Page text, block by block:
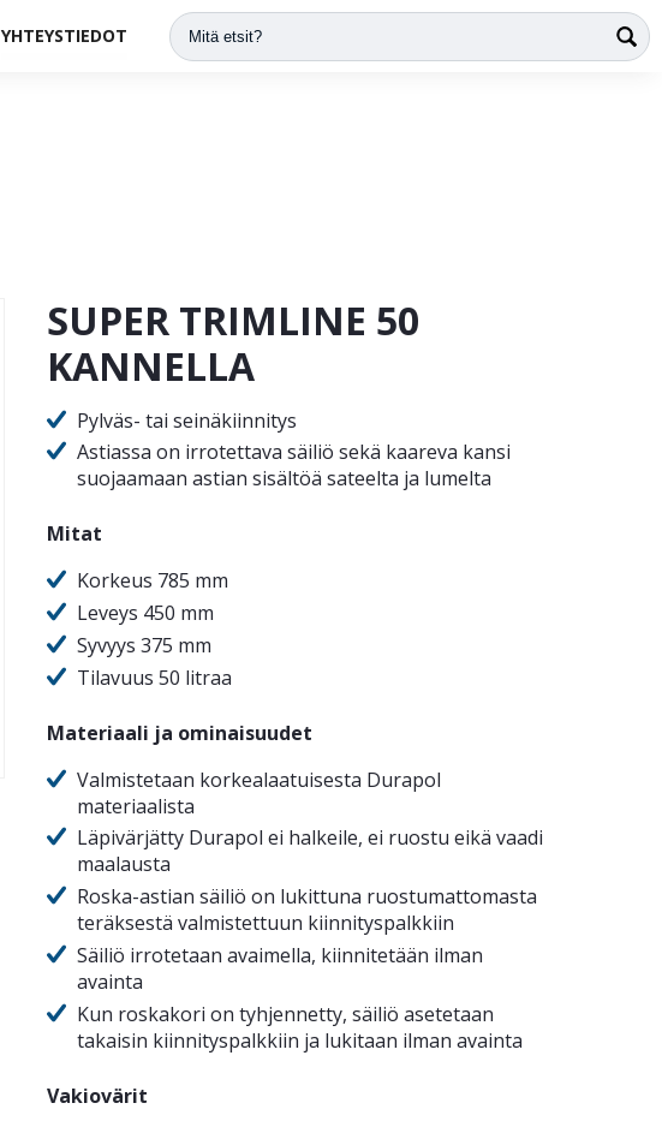
YHTEYSTIEDOT
SUPER TRIMLINE 50
KANNELLA
Pylväs- tai seinäkiinnitys
Astiassa on irrotettava säiliö sekä kaareva kansi
suojaamaan astian sisältöä sateelta ja lumelta
Mitat
Korkeus 785 mm
Leveys 450 mm
Syvyys 375 mm
Tilavuus 50 litraa
Materiaali ja ominaisuudet
Valmistetaan korkealaatuisesta Durapol
materiaalista
Läpivärjätty Durapol ei halkeile, ei ruostu eikä vaadi
maalausta
Roska-astian säiliö on lukittuna ruostumattomasta
teräksestä valmistettuun kiinnityspalkkiin
Säiliö irrotetaan avaimella, kiinnitetään ilman
avainta
Kun roskakori on tyhjennetty, säiliö asetetaan
takaisin kiinnityspalkkiin ja lukitaan ilman avainta
Vakiovärit